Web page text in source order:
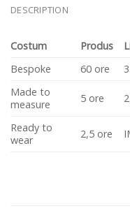
DESCRIPTION
Costum Produs
Bespoke
60 ore
Made to
measure
5 ore
Ready to
wear
2,5 ore